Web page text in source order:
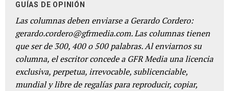
GUÍAS DE OPINIÓN
Las columnas deben enviarse a Gerardo Cordero:
gerardo.cordero@gfrmedia.com. Las columnas tienen
que ser de 300, 400 o 500 palabras. Al enviarnos su
columna, el escritor concede a GFR Media una licencia
exclusiva, perpetua, irrevocable, sublicenciable,
mundial y libre de regalías para reproducir, copiar,